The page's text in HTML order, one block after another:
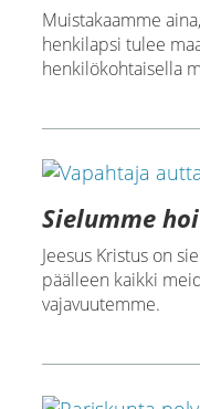
Muistakaamme
henkilapsi tulee
henkilökohtaisella
Sielumme
Jeesus Kristus on
päälleen kaikki
vajavuutemme.